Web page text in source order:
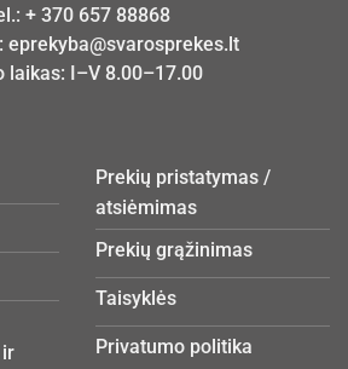
+ 370 657 88868
eprekyba@svarosprekes.lt
laikas: I–V 8.00–17.00
Prekių pristatymas /
atsiėmimas
Prekių grąžinimas
Taisyklės
Privatumo politika